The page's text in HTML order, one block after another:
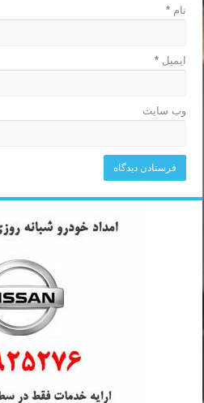
نام*
ایمیل*
وب‌ سایت